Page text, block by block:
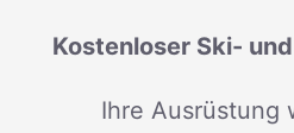
Kostenloser Ski-
Ihre Ausrüstung